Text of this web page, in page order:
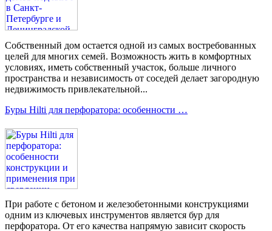
Собственный дом остается одной из самых востребованных
целей для многих семей. Возможность жить в комфортных
условиях, иметь собственный участок, больше личного
пространства и независимость от соседей делает загородную
недвижимость привлекательной...
Буры Hilti для перфоратора: особенности …
При работе с бетоном и железобетонными конструкциями
одним из ключевых инструментов является бур для
перфоратора. От его качества напрямую зависит скорость